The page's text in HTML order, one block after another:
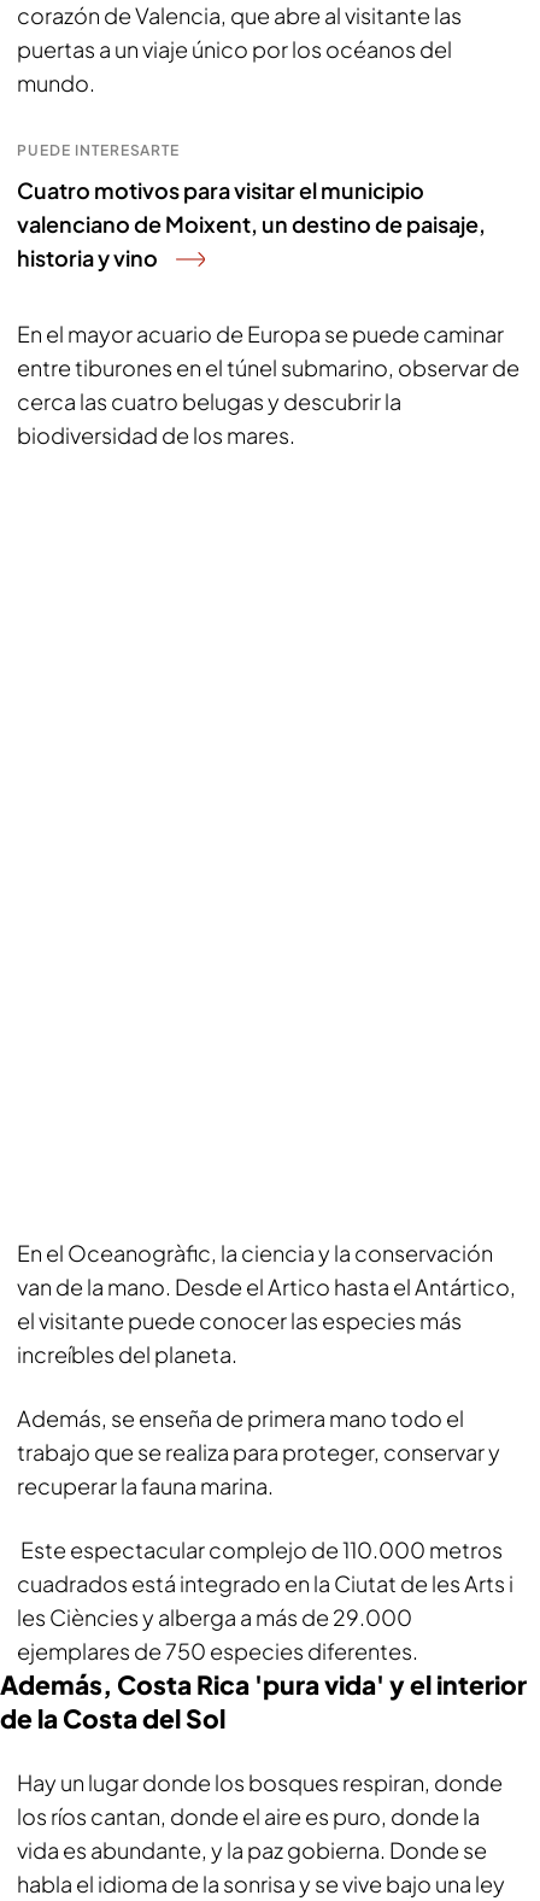
corazón de Valencia, que abre al visitante las
puertas a un viaje único por los océanos del
mundo.
PUEDE INTERESARTE
Cuatro motivos para visitar el municipio
valenciano de Moixent, un destino de paisaje,
historia y vino
En el mayor acuario de Europa se puede caminar
entre tiburones en el túnel submarino, observar de
cerca las cuatro belugas y descubrir la
biodiversidad de los mares.
En el Oceanogràfic, la ciencia y la conservación
van de la mano. Desde el Artico hasta el Antártico,
el visitante puede conocer las especies más
increíbles del planeta.
Además, se enseña de primera mano todo el
trabajo que se realiza para proteger, conservar y
recuperar la fauna marina.
Este espectacular complejo de 110.000 metros
cuadrados está integrado en la Ciutat de les Arts i
les Ciències y alberga a más de 29.000
ejemplares de 750 especies diferentes.
Además, Costa Rica 'pura vida' y el interior
de la Costa del Sol
Hay un lugar donde los bosques respiran, donde
los ríos cantan, donde el aire es puro, donde la
vida es abundante, y la paz gobierna. Donde se
habla el idioma de la sonrisa y se vive bajo una ley